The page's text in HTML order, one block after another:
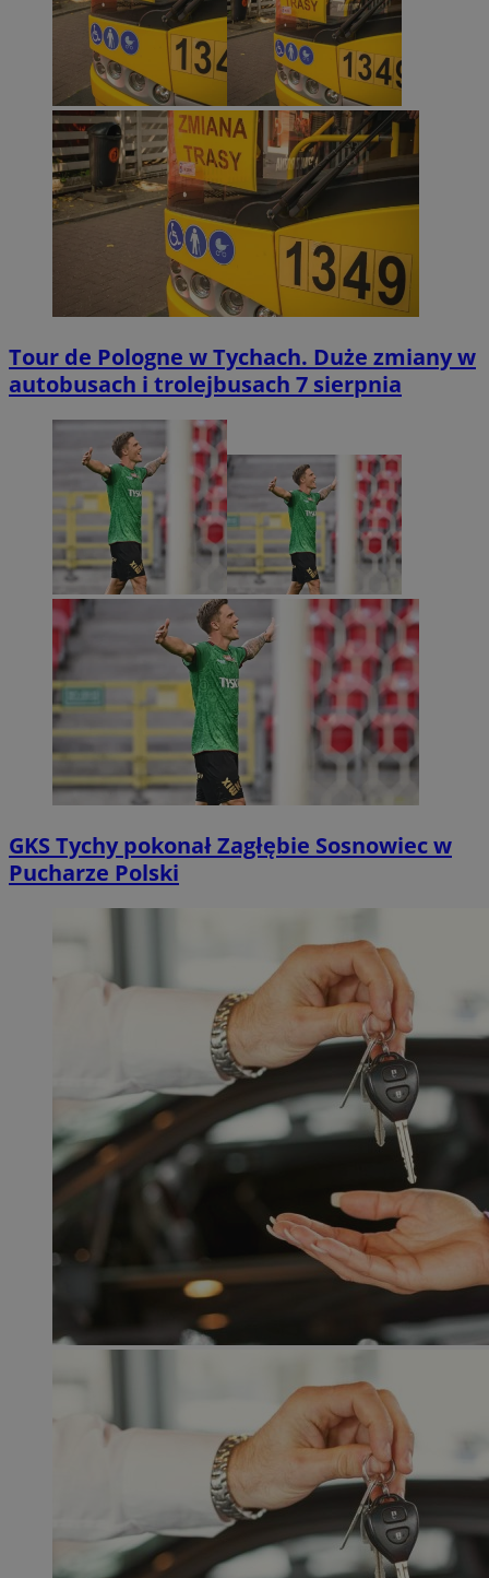
Tour de Pologne w Tychach. Duże zmiany w
autobusach i trolejbusach 7 sierpnia
GKS Tychy pokonał Zagłębie Sosnowiec w
Pucharze Polski